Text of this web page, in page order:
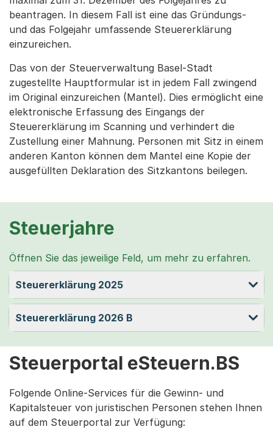
beantragen. In diesem Fall ist eine das Gründungs-
und das Folgejahr umfassende Steuererklärung
einzureichen.
Das von der Steuerverwaltung Basel-Stadt
zugestellte Hauptformular ist in jedem Fall zwingend
im Original einzureichen (Mantel). Dies ermöglicht eine
elektronische Erfassung des Eingangs der
Steuererklärung im Scanning und verhindert die
Zustellung einer Mahnung. Personen mit Sitz in einem
anderen Kanton können dem Mantel eine Kopie der
ausgefüllten Deklaration des Sitzkantons beilegen.
Steuerjahre
Öffnen Sie das jeweilige Feld, um mehr zu erfahren.
Steuererklärung 2025
Steuererklärung 2026 B
Steuerportal eSteuern.BS
Folgende Online-Services für die Gewinn- und
Kapitalsteuer von juristischen Personen stehen Ihnen
auf dem Steuerportal zur Verfügung: